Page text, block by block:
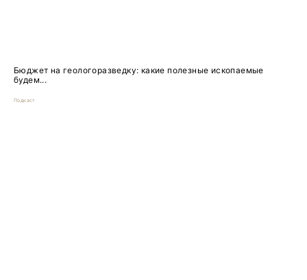
Бюджет на геологоразведку: какие полезные ископаемые
будем...
Подкаст